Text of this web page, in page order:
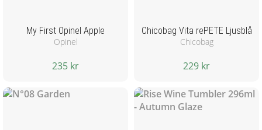
My First Opinel Apple
Opinel
235 kr
Chicobag Vita rePETE Ljusblå
Chicobag
229 kr